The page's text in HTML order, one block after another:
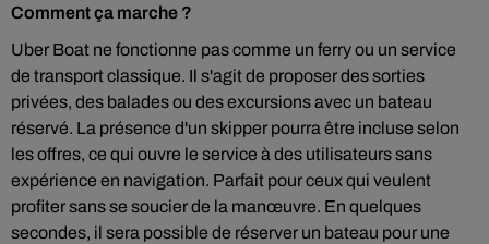
Comment ça marche ?
Uber Boat ne fonctionne pas comme un ferry ou un service
de transport classique. Il s'agit de proposer des sorties
privées, des balades ou des excursions avec un bateau
réservé. La présence d'un skipper pourra être incluse selon
les offres, ce qui ouvre le service à des utilisateurs sans
expérience en navigation. Parfait pour ceux qui veulent
profiter sans se soucier de la manœuvre. En quelques
secondes, il sera possible de réserver un bateau pour une